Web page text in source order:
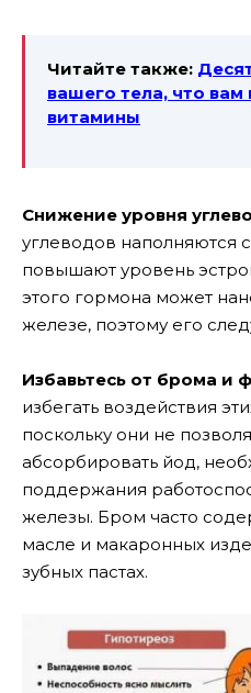
Читайте также:
вашего тела, что
витамины
Снижение уровня
углеводов наполняются
повышают уровень
этого гормона может
железе, поэтому его
Избавьтесь от брома и
избегать воздействия
поскольку они не
абсорбировать йод,
поддержания
железы. Бром часто
масле и макаронных
зубных пастах.